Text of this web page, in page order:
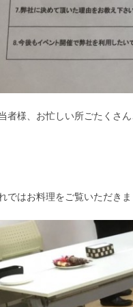
者様、お忙しい所ごたくさ
ではお料理をご覧いただき